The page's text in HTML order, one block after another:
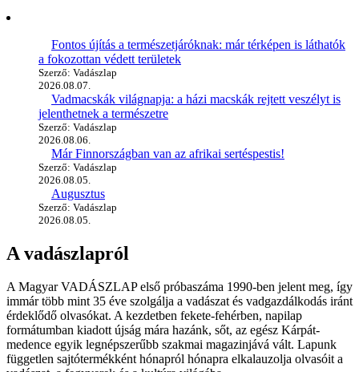
Fontos újítás a természetjáróknak: már térképen is láthatók
a fokozottan védett területek
Szerző: Vadászlap
2026.08.07.
Vadmacskák világnapja: a házi macskák rejtett veszélyt is
jelenthetnek a természetre
Szerző: Vadászlap
2026.08.06.
Már Finnországban van az afrikai sertéspestis!
Szerző: Vadászlap
2026.08.05.
Augusztus
Szerző: Vadászlap
2026.08.05.
A vadászlapról
A Magyar VADÁSZLAP első próbaszáma 1990-ben jelent meg, így
immár több mint 35 éve szolgálja a vadászat és vadgazdálkodás iránt
érdeklődő olvasókat. A kezdetben fekete-fehérben, napilap
formátumban kiadott újság mára hazánk, sőt, az egész Kárpát-
medence egyik legnépszerűbb szakmai magazinjává vált. Lapunk
független sajtótermékként hónapról hónapra elkalauzolja olvasóit a